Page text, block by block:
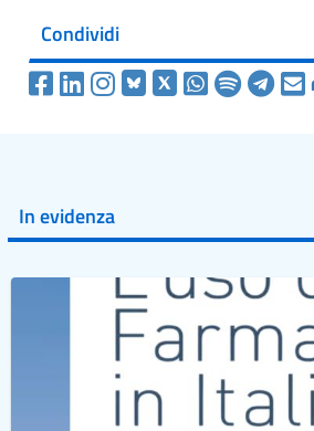
Condividi
In evidenza